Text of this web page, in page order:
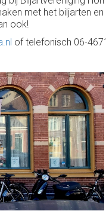
met het biljarten
ook!
of telefonisch 06-